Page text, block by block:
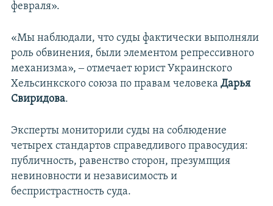
февраля».
«Мы наблюдали, что суды фактически выполняли
роль обвинения, были элементом репрессивного
механизма», ‒ отмечает юрист Украинского
Хельсинкского союза по правам человека Дарья
Свиридова.
Эксперты мониторили суды на соблюдение
четырех стандартов справедливого правосудия:
публичность, равенство сторон, презумпция
невиновности и независимость и
беспристрастность суда.